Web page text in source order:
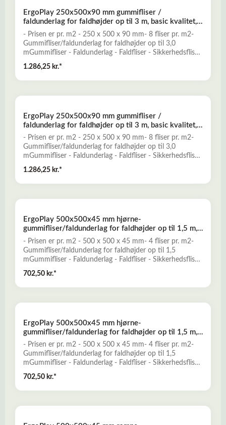
Miljøvenligt og ugiftigt- Mange forskellige dekorative
farver- Vanddrænende - permeabelt- Lav brandbarhedLæs
mere her om ErgoPlay gummifliser - faldunderlag
ErgoPlay 250x500x90 mm gummifliser /
faldunderlag for faldhøjder op til 3 m, basic kvalitet,
rød
- Prisen er pr. m2 - 250 x 500 x 90 mm- 8 fliser pr. m2-
Gummifliser/faldunderlag for faldhøjder op til 3,0
mGummifliser - Faldunderlag - Faldfliser - Sikkerhedsfliser
traditionelle faldunderlag, og er konstrueret til at yde
optimal falddæmpning og skridsikkerhed for opnåelse af
prisbillig løsning, der kun kræver minimal vedligeholdelse.-
Miljøvenligt og ugiftigt- Mange forskellige dekorative
farver- Vanddrænende - permeabelt- Lav brandbarhedLæs
mere her om ErgoPlay gummifliser - faldunderlag
1.286,25 kr.*
ErgoPlay 250x500x90 mm gummifliser /
faldunderlag for faldhøjder op til 3 m, basic kvalitet,
sort
- Prisen er pr. m2 - 250 x 500 x 90 mm- 8 fliser pr. m2-
Gummifliser/faldunderlag for faldhøjder op til 3,0
mGummifliser - Faldunderlag - Faldfliser - Sikkerhedsfliser
- FaldgummiErgoPlay gummifliser er et godt alternativ til
traditionelle faldunderlag, og er konstrueret til at yde
optimal falddæmpning og skridsikkerhed for opnåelse af
Miljøvenligt og ugiftigt- Mange forskellige dekorative
farver- Vanddrænende - permeabelt- Lav brandbarhedLæs
mere her om ErgoPlay gummifliser - faldunderlag
1.286,25 kr.*
ErgoPlay 500x500x45 mm hjørne-
gummifliser/faldunderlag for faldhøjder op til 1,5 m,
basic kvalitet, rød
- Prisen er pr. m2 - 500 x 500 x 45 mm- 4 fliser pr. m2-
Gummifliser/faldunderlag for faldhøjder op til 1,5
mGummifliser - Faldunderlag - Faldfliser - Sikkerhedsfliser
traditionelle faldunderlag, og er konstrueret til at yde
optimal falddæmpning og skridsikkerhed for opnåelse af
prisbillig løsning, der kun kræver minimal vedligeholdelse.-
Miljøvenligt og ugiftigt- Mange forskellige dekorative
farver- Vanddrænende - permeabelt- Lav brandbarhedLæs
mere her om ErgoPlay gummifliser - faldunderlag
702,50 kr.*
ErgoPlay 500x500x45 mm hjørne-
gummifliser/faldunderlag for faldhøjder op til 1,5 m,
basic kvalitet, sort
- Prisen er pr. m2 - 500 x 500 x 45 mm- 4 fliser pr. m2-
Gummifliser/faldunderlag for faldhøjder op til 1,5
mGummifliser - Faldunderlag - Faldfliser - Sikkerhedsfliser
- FaldgummiErgoPlay gummifliser er et godt alternativ til
traditionelle faldunderlag, og er konstrueret til at yde
optimal falddæmpning og skridsikkerhed for opnåelse af
702,50 kr.*